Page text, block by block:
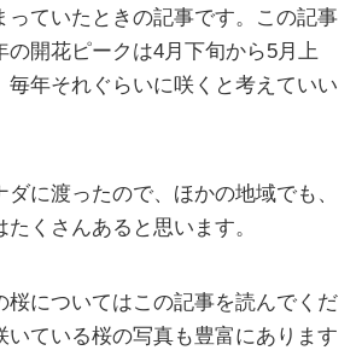
っていたときの記事です。この記事
の開花ピークは4月下旬から5月上
毎年それぐらいに咲くと考えていい
に渡ったので、ほかの地域でも、
くさんあると思います。
桜についてはこの記事を読んでくだ
いている桜の写真も豊富にあります